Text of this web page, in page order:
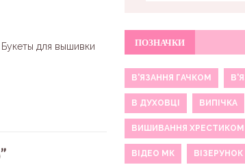
для вышивки
ПОЗНАЧКИ
В'ЯЗАННЯ ГАЧКОМ
В ДУХОВЦІ ВИПІЧКА
ВИШИВАННЯ ХРЕСТИКОМ
ВІДЕО МК ВІЗЕРУНОК